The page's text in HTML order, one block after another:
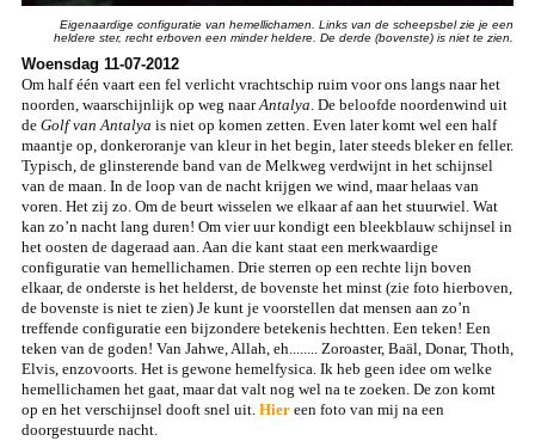
Eigenaardige configuratie van hemellichamen. Links van de scheepsbel zie je een
heldere ster, recht erboven een minder heldere. De derde (bovenste) is niet te zien.
Woensdag 11-07-2012
Om half één vaart een fel verlicht vrachtschip ruim voor ons langs naar het
noorden, waarschijnlijk op weg naarAntalya. De beloofde noordenwind uit
de Golf van Antalya is niet op komen zetten. Even later komt wel een half
maantje op, donkeroranje van kleur in het begin, later steeds bleker en feller.
Typisch, de glinsterende band van de Melkweg verdwijnt in het schijnsel
van de maan. In de loop van de nacht krijgen we wind, maar helaas van
voren. Het zij zo. Om de beurt wisselen we elkaar af aan het stuurwiel. Wat
kan zo’n nacht lang duren! Om vier uur kondigt een bleekblauw schijnsel in
het oosten de dageraad aan. Aan die kant staat een merkwaardige
configuratie van hemellichamen. Drie sterren op een rechte lijn boven
elkaar, de onderste is het helderst, de bovenste het minst (zie foto hierboven,
de bovenste is niet te zien) Je kunt je voorstellen dat mensen aan zo’n
treffende configuratie een bijzondere betekenis hechtten. Een teken! Een
teken van de goden! Van Jahwe, Allah, eh........ Zoroaster, Baäl, Donar, Thoth,
Elvis, enzovoorts. Het is gewone hemelfysica. Ik heb geen idee om welke
hemellichamen het gaat, maar dat valt nog wel na te zoeken. De zon komt
op en het verschijnsel dooft snel uit. Hiereen foto van mij na een
doorgestuurde nacht.